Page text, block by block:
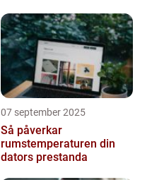
07 september 2025
Så påverkar
rumstemperaturen din
dators prestanda